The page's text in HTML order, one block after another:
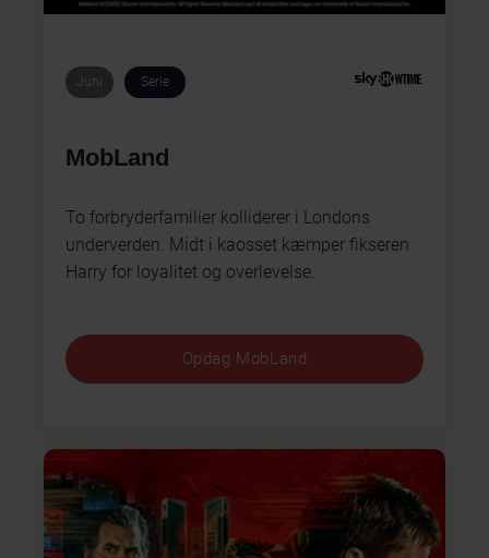
Juni Serie
MobLand
To forbryderfamilier kolliderer i Londons
underverden. Midt i kaosset kæmper fikseren
Harry for loyalitet og overlevelse.
Opdag MobLand